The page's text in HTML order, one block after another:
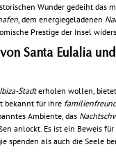
Wunder gedeiht das
, dem energiegeladenen
Prestige der Insel
Santa Eulalia
Ibiza-Stadterholen wollen, bietet
bekannt für ihre
Ambiente, das
anlockt. Es ist ein Beweis
spenden als auch die Seele